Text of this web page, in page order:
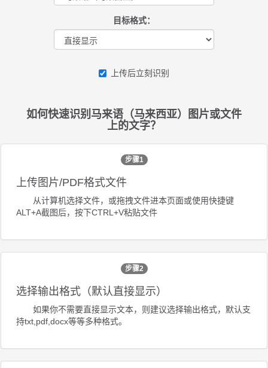
目标格式：
上传后立刻识别
如何快速识别马来语（马来西亚）图片或文件
上的文字？
步骤1
上传图片/PDF格式文件
从计算机选择文件，或拖拽文件进本页面或使用快捷键
ALT+A截图后，按下CTRL+V粘贴文件
步骤2
选择输出格式（默认直接显示）
如果你不需要直接显示文本，则建议选择输出格式，默认支
持txt,pdf,docx等等多种格式。